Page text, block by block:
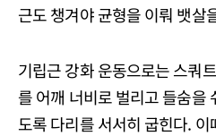
근도 챙겨야 균형을 이뤄 뱃살
기립근 강화 운동으로는 스쿼
를 어깨 너비로 벌리고 들숨을
도록 다리를 서서히 굽힌다.